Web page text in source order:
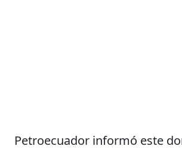
Petroecuador informó este